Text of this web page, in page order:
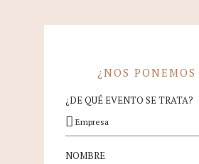
¿NOS
¿DE QUÉ EVENTO SE TRATA?
NOMBRE